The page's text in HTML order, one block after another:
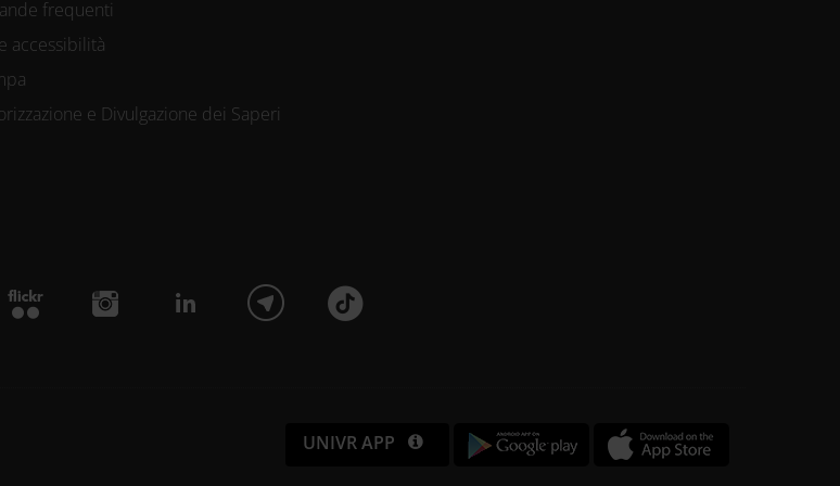
frequenti
accessibilità
e Divulgazione dei Saperi
UNIVR APP